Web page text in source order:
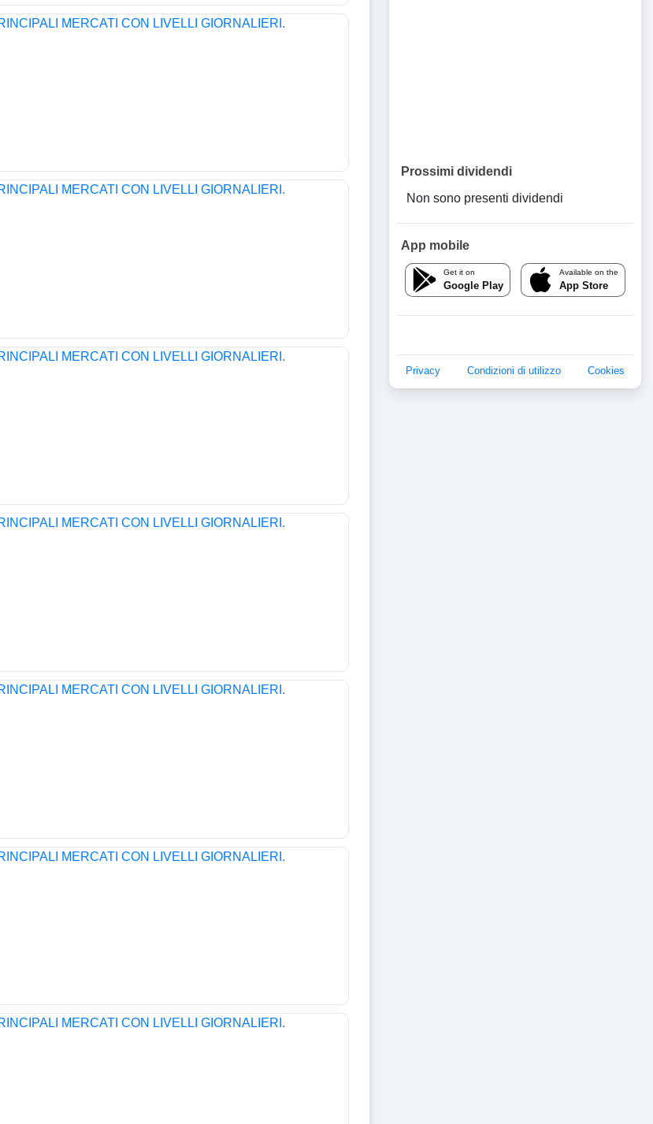
Prossimi dividendi
Non sono presenti dividendi
App mobile
Get it on
Google Play
Available on the
App Store
Privacy Condizioni di utilizzo Cookies